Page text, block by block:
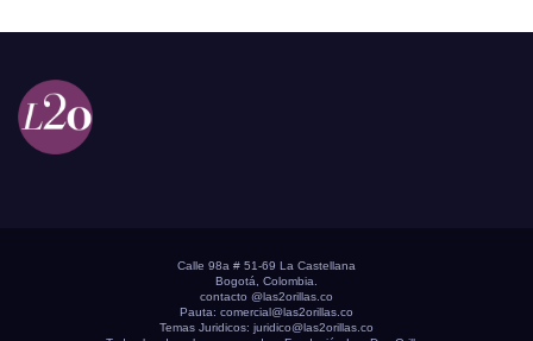
Calle 98a # 51-69 La Castellana
Bogotá, Colombia.
contacto @las2orillas.co
Pauta: comercial@las2orillas.co
Temas Juridicos: juridico@las2orillas.co